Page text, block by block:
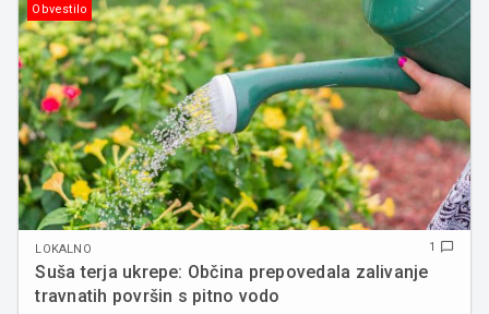
Obvestilo
LOKALNO 1 chat_bubble_outline
Suša terja ukrepe: Občina prepovedala zalivanje
travnatih površin s pitno vodo